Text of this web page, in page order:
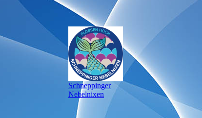
Schneppinger
Nebelnixen